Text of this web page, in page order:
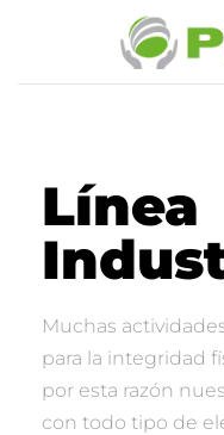
Línea
Muchas
para la integridad
por esta razón
con todo tipo de